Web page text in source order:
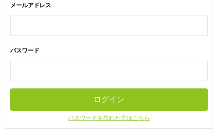
メールアドレス
パスワード
パスワードを忘れた方はこちら